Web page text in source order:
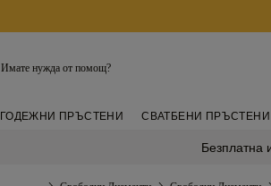
Имате нужда от помощ?
ГОДЕЖНИ ПРЪСТЕНИ СВАТБЕНИ ПРЪСТЕНИ
Безплатна